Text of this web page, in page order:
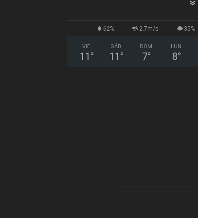
62% 2.7m/s 35%
VIE
11 °
SÁB
11 °
DOM
7°
LUN
8°